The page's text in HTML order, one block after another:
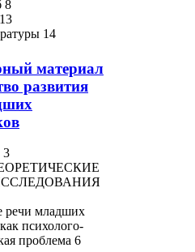
8
14
материал
развития
речи младших
психолого-
проблема 6